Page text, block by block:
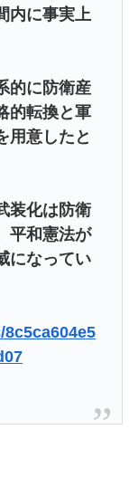
内に事実上
的に防衛産
的転換と軍
用意したと
装化は防衛
平和憲法が
になってい